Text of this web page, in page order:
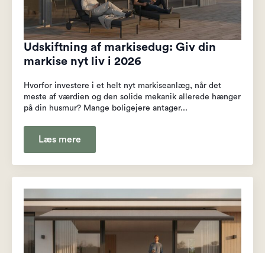
Udskiftning af markisedug: Giv din
markise nyt liv i 2026
Hvorfor investere i et helt nyt markiseanlæg, når det
meste af værdien og den solide mekanik allerede hænger
på din husmur? Mange boligejere antager...
Læs mere